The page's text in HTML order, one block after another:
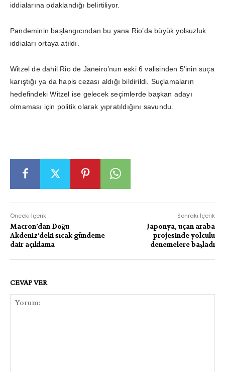
iddialarına odaklandığı belirtiliyor.
Pandeminin başlangıcından bu yana Rio’da büyük yolsuzluk
iddiaları ortaya atıldı.
Witzel de dahil Rio de Janeiro’nun eski 6 valisinden 5’inin suça
karıştığı ya da hapis cezası aldığı bildirildi. Suçlamaların
hedefindeki Witzel ise gelecek seçimlerde başkan adayı
olmaması için politik olarak yıpratıldığını savundu.
Önceki İçerik
Macron’dan Doğu
Akdeniz’deki sıcak gündeme
dair açıklama
Sonraki İçerik
Japonya, uçan araba
projesinde yolculu
denemelere başladı
CEVAP VER